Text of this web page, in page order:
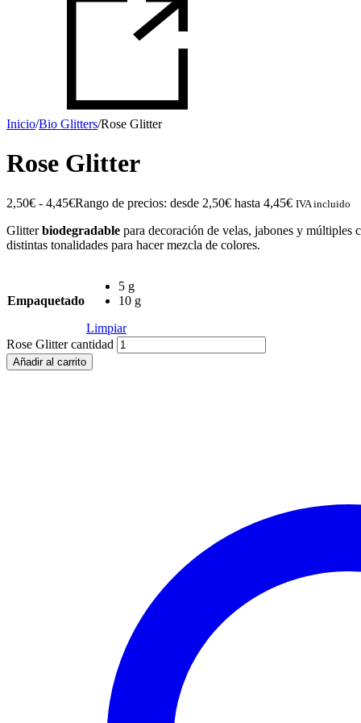
Inicio/Bio Glitters/Rose Glitter
Rose Glitter
2,50€ - 4,45€Rango de precios: desde 2,50€ hasta 4,45€ IVA incluido
Glitterbiodegradable para decoración de velas, jabones y
distintas tonalidades para hacer mezcla de colores.
Empaquetado
5 g
10 g
Limpiar
Rose Glitter cantidad
Añadir al carrito